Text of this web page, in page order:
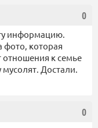
0
информацию.
фото, которая
отношения к семье
мусолят. Достали.
0